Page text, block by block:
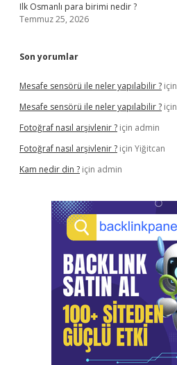
Ilk Osmanlı para birimi nedir ?
Temmuz 25, 2026
Son yorumlar
Mesafe sensörü ile neler yapılabilir ? için
Mesafe sensörü ile neler yapılabilir ? için
Fotoğraf nasıl arşivlenir ? için admin
Fotoğraf nasıl arşivlenir ? için Yiğitcan
Kam nedir din ? için admin